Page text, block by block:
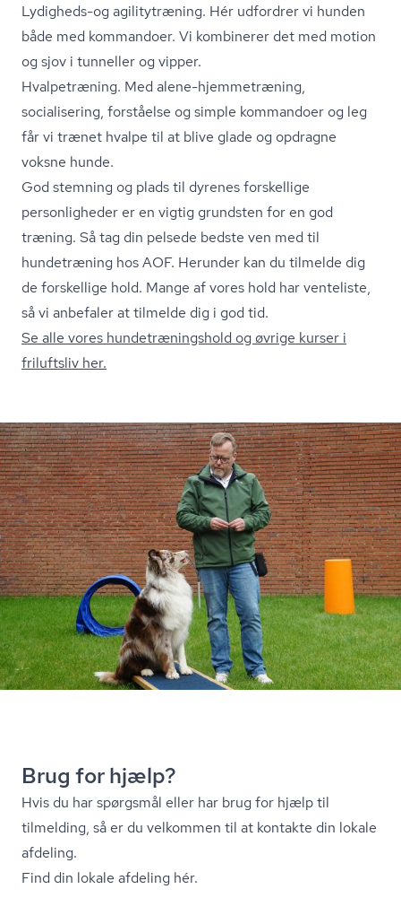
Lydigheds-og agilitytræning. Hér udfordrer vi hunden
både med kommandoer. Vi kombinerer det med motion
og sjov i tunneller og vipper.
Hvalpetræning. Med alene-hjemmetræning,
socialisering, forståelse og simple kommandoer og leg
får vi trænet hvalpe til at blive glade og opdragne
voksne hunde.
God stemning og plads til dyrenes forskellige
personligheder er en vigtig grundsten for en god
træning. Så tag din pelsede bedste ven med til
hundetræning hos AOF. Herunder kan du tilmelde dig
de forskellige hold. Mange af vores hold har venteliste,
så vi anbefaler at tilmelde dig i god tid.
Se alle vores hund­e­træ­nings­hold og øvrige kurser i
friluftsliv her.
Brug for hjælp?
Hvis du har spørgsmål eller har brug for hjælp til
tilmelding, så er du velkommen til at kontakte din lokale
afdeling.
Find din lokale afdeling hér.